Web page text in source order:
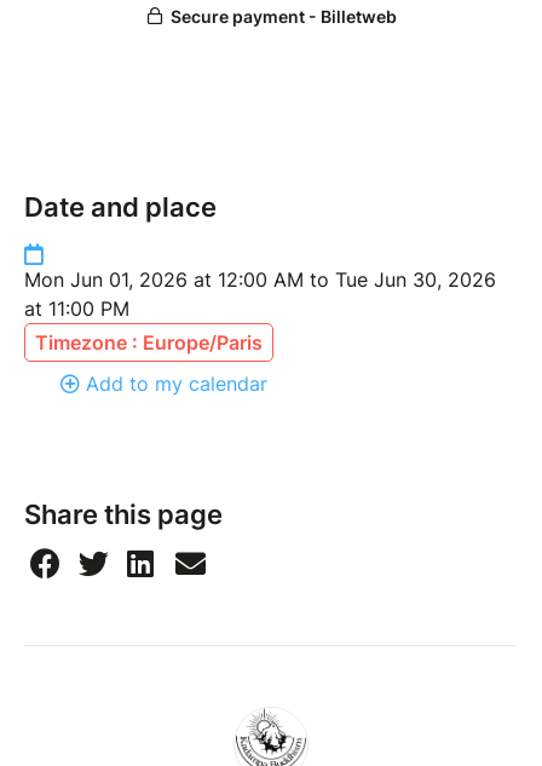
Date and place
Mon Jun 01, 2026 at 12:00 AM to Tue Jun 30, 2026
at 11:00 PM
Timezone : Europe/Paris
Add to my calendar
Share this page